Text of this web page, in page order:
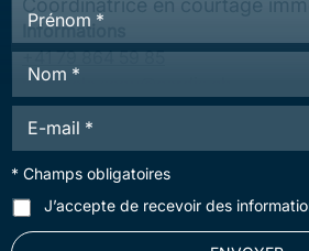
À PROPOS
Coordinatrice en courtage
Informations
+41 79 864 59 85
michaela.segu@cardis.ch
WhatsApp
a
l
h
n
P
é
m
N
m
E
m
a
i
l
*
* Champs obligatoires
C
U
J’accepte de recevoir des